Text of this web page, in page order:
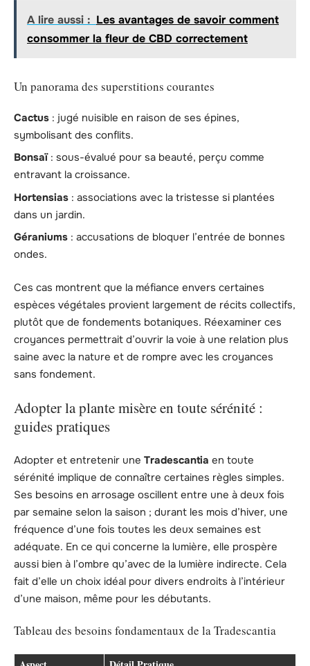
A lire aussi : Les avantages de savoir comment
consommer la fleur de CBD correctement
Un panorama des superstitions courantes
Cactus : jugé nuisible en raison de ses épines,
symbolisant des conflits.
Bonsaï: sous-évalué pour sa beauté, perçu comme
entravant la croissance.
Hortensias : associations avec la tristesse si plantées
dans un jardin.
Géraniums : accusations de bloquer l’entrée de bonnes
ondes.
Ces cas montrent que la méfiance envers certaines
espèces végétales provient largement de récits collectifs,
plutôt que de fondements botaniques. Réexaminer ces
croyances permettrait d’ouvrir la voie à une relation plus
saine avec la nature et de rompre avec les croyances
sans fondement.
Adopter la plante misère en toute sérénité :
guides pratiques
Adopter et entretenir une Tradescantia en toute
sérénité implique de connaître certaines règles simples.
Ses besoins en arrosage oscillent entre une à deux fois
par semaine selon la saison ; durant les mois d’hiver, une
fréquence d’une fois toutes les deux semaines est
adéquate. En ce qui concerne la lumière, elle prospère
aussi bien à l’ombre qu’avec de la lumière indirecte. Cela
fait d’elle un choix idéal pour divers endroits à l’intérieur
d’une maison, même pour les débutants.
Tableau des besoins fondamentaux de la Tradescantia